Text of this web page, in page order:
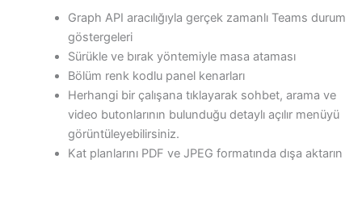
Graph API aracılığıyla gerçek zamanlı Teams durum
göstergeleri
Sürükle ve bırak yöntemiyle masa ataması
Bölüm renk kodlu panel kenarları
Herhangi bir çalışana tıklayarak sohbet, arama ve
video butonlarının bulunduğu detaylı açılır menüyü
görüntüleyebilirsiniz.
Kat planlarını PDF ve JPEG formatında dışa aktarın